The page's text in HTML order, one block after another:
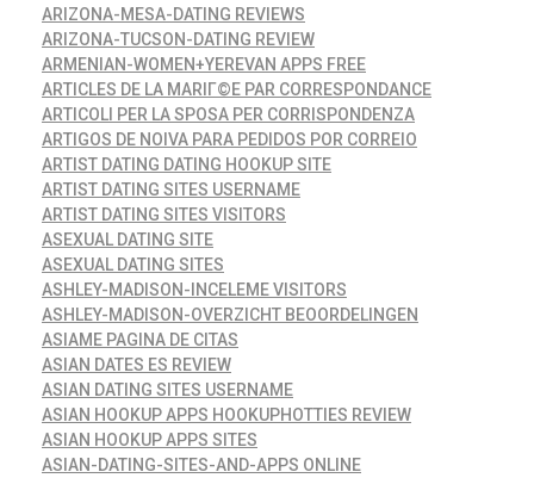
ARIZONA-MESA-DATING REVIEWS
ARIZONA-TUCSON-DATING REVIEW
ARMENIAN-WOMEN+YEREVAN APPS FREE
ARTICLES DE LA MARIГ©E PAR CORRESPONDANCE
ARTICOLI PER LA SPOSA PER CORRISPONDENZA
ARTIGOS DE NOIVA PARA PEDIDOS POR CORREIO
ARTIST DATING DATING HOOKUP SITE
ARTIST DATING SITES USERNAME
ARTIST DATING SITES VISITORS
ASEXUAL DATING SITE
ASEXUAL DATING SITES
ASHLEY-MADISON-INCELEME VISITORS
ASHLEY-MADISON-OVERZICHT BEOORDELINGEN
ASIAME PAGINA DE CITAS
ASIAN DATES ES REVIEW
ASIAN DATING SITES USERNAME
ASIAN HOOKUP APPS HOOKUPHOTTIES REVIEW
ASIAN HOOKUP APPS SITES
ASIAN-DATING-SITES-AND-APPS ONLINE